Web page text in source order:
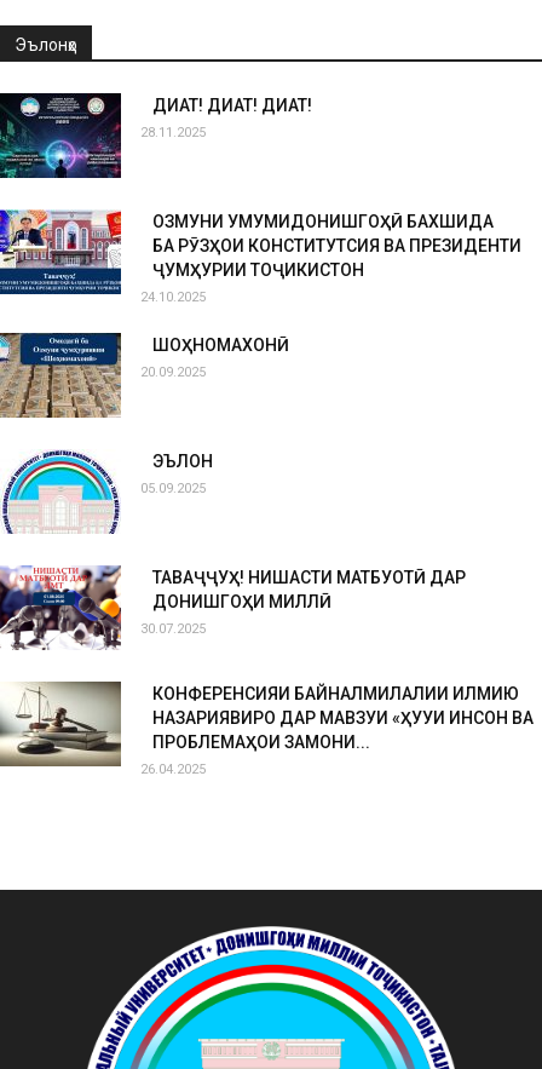
Эълонҳо
ДИҚҚАТ! ДИҚҚАТ! ДИҚҚАТ!
28.11.2025
ОЗМУНИ УМУМИДОНИШГОҲӢ БАХШИДА
БА РӮЗҲОИ КОНСТИТУТСИЯ ВА ПРЕЗИДЕНТИ
ҶУМҲУРИИ ТОҶИКИСТОН
24.10.2025
ШОҲНОМАХОНӢ
20.09.2025
ЭЪЛОН
05.09.2025
ТАВАҶҶУҲ! НИШАСТИ МАТБУОТӢ ДАР
ДОНИШГОҲИ МИЛЛӢ
30.07.2025
КОНФЕРЕНСИЯИ БАЙНАЛМИЛАЛИИ ИЛМИЮ
НАЗАРИЯВИРО ДАР МАВЗУИ «ҲУҚУҚИ ИНСОН ВА
ПРОБЛЕМАҲОИ ЗАМОНИ...
26.04.2025